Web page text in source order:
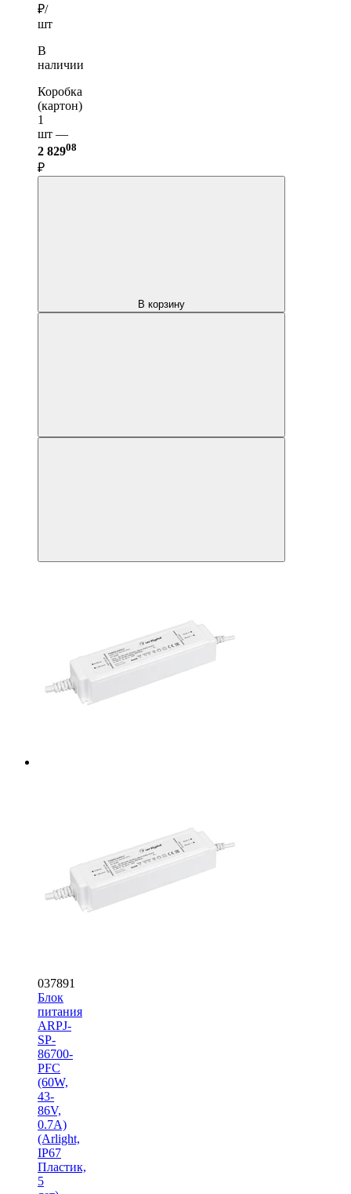
₽/
шт
В
наличии
Коробка
(картон)
1
шт —
2 82908
₽
В корзину
037891
Блок
питания
ARPJ-
SP-
86700-
PFC
(60W,
43-
86V,
0.7A)
(Arlight,
IP67
Пластик,
5